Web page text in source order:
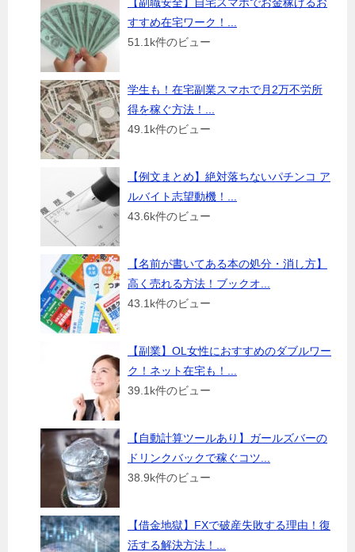
すすめ在宅ワーク！...
51.1k件のビュー
学生も！在宅副業スマホで月2万不労所
得を稼ぐ方法！...
49.1k件のビュー
【例文まとめ】絶対落ちないパチンコ ア
ルバイト志望動機！...
43.6k件のビュー
【名前が書いてある本の処分・消し方】
高く売れる方法！ブックオ...
43.1k件のビュー
【副業】OL女性におすすめのダブルワー
ク！ネット在宅も！...
39.1k件のビュー
【自動計算ツールあり】ガールズバーの
ドリンクバックで稼ぐコツ...
38.9k件のビュー
【借金地獄】FXで破産失敗する理由！復
活する解決方法！...